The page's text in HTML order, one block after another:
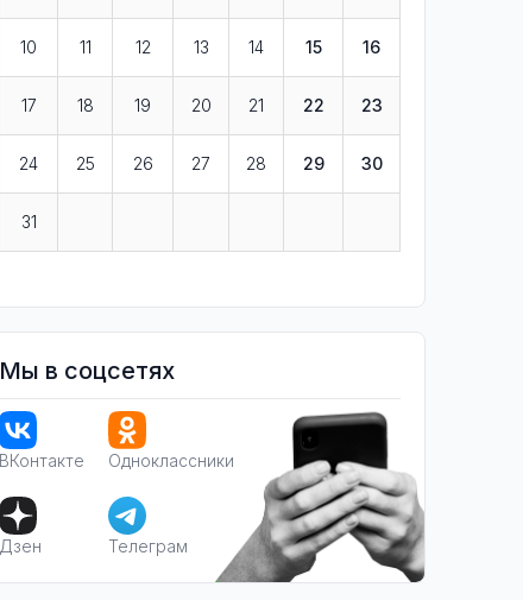
10 11 12 13 14 15 16
17 18 19 20 21 22 23
24 25 26 27 28 29 30
31
Мы в соцсетях
ВКонтакте Одноклассники
Дзен Телеграм